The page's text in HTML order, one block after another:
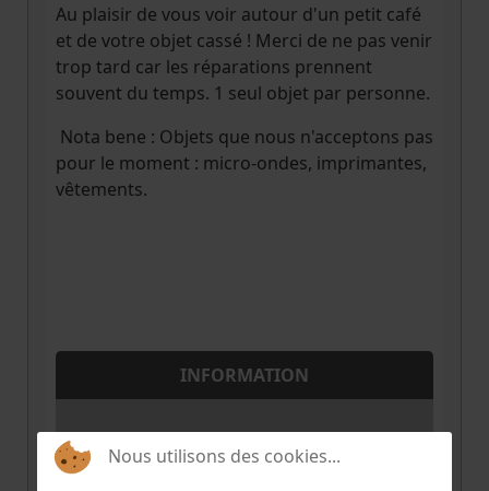
Au plaisir de vous voir autour d'un petit café
et de votre objet cassé ! Merci de ne pas venir
trop tard car les réparations prennent
souvent du temps. 1 seul objet par personne.
Nota bene : Objets que nous n'acceptons pas
pour le moment : micro-ondes, imprimantes,
vêtements.
INFORMATION
Nombre de places
Nous utilisons des cookies...